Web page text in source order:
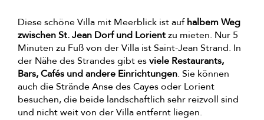
Diese schöne Villa mit Meerblick ist aufhalbem Weg
zwischen St. Jean Dorf und Lorientzu mieten. Nur 5
Minuten zu Fuß von der Villa ist Saint-Jean Strand. In
der Nähe des Strandes gibt esviele Restaurants,
Bars, Cafés und andere Einrichtungen. Sie können
auch die Strände Anse des Cayes oder Lorient
besuchen, die beide landschaftlich sehr reizvoll sind
und nicht weit von der Villa entfernt liegen.